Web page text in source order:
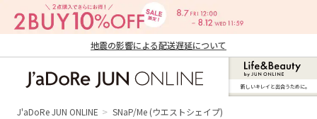
地震の影響による配送遅延について
ン オンライン）
新しいキレイと出合うために。
J'aDoRe JUN ONLINE SNaP/Me (ウエストシェイプ)